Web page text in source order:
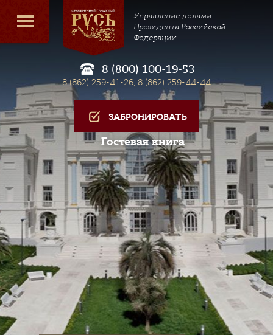
Управление делами
Президента Российской
Федерации
8 (800) 100-19-53
8 (862) 259-41-26, 8 (862) 259-44-44
ЗАБРОНИРОВАТЬ
Гостевая книга